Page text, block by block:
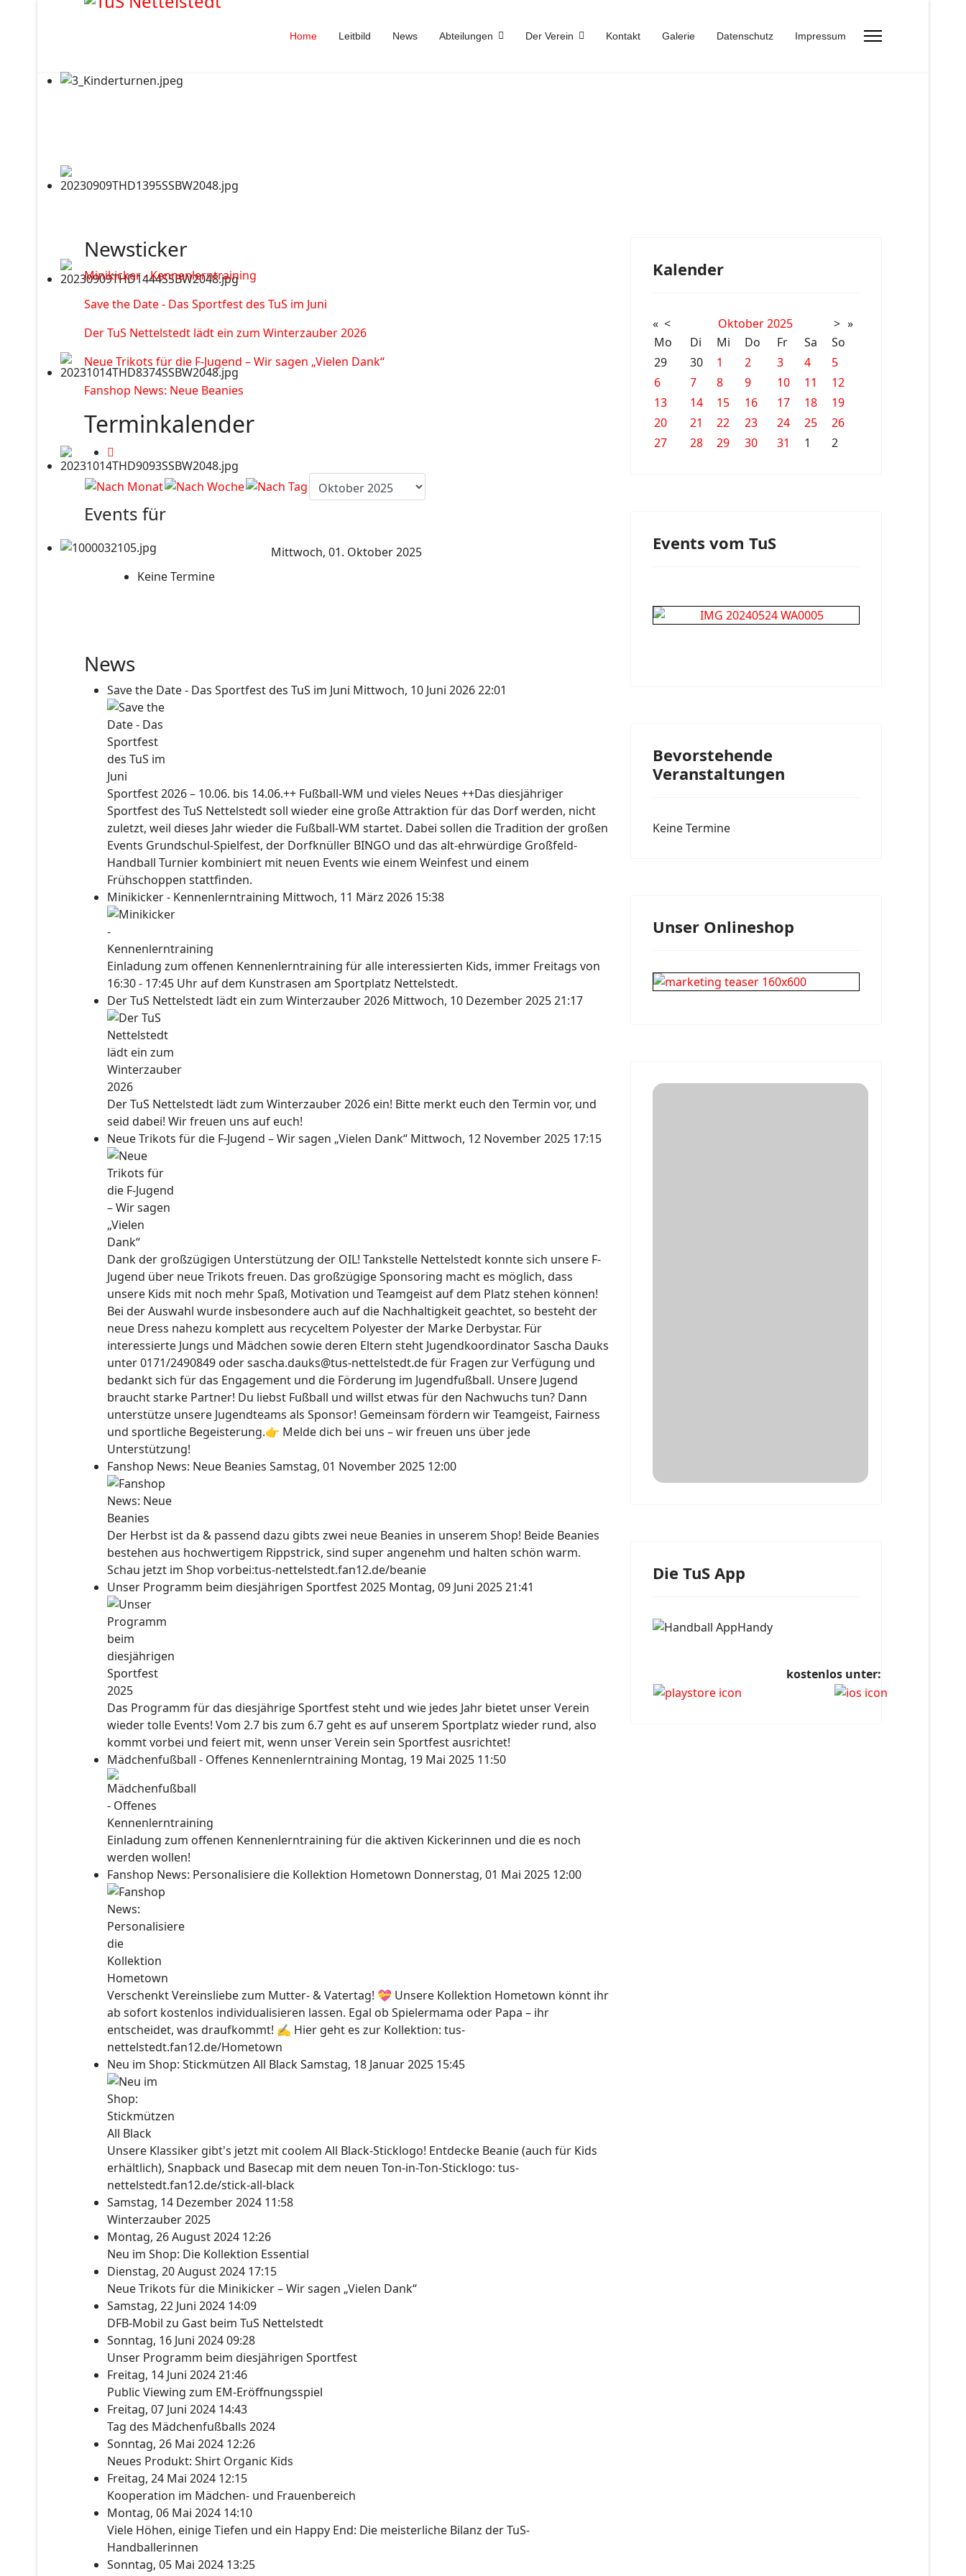
Home Leitbild News Abteilungen Der Verein Kontakt Galerie Datenschutz Impressum
Newsticker
Minikicker - Kennenlerntraining
Save the Date - Das Sportfest des TuS im Juni
Der TuS Nettelstedt lädt ein zum Winterzauber 2026
Neue Trikots für die F-Jugend – Wir sagen „Vielen Dank“
Fanshop News: Neue Beanies
Terminkalender
Events für
Mittwoch, 01. Oktober 2025
Keine Termine
News
Save the Date - Das Sportfest des TuS im Juni Mittwoch, 10 Juni 2026 22:01
Sportfest 2026 – 10.06. bis 14.06.++ Fußball-WM und vieles Neues ++Das diesjähriger
Sportfest des TuS Nettelstedt soll wieder eine große Attraktion für das Dorf werden, nicht
zuletzt, weil dieses Jahr wieder die Fußball-WM startet. Dabei sollen die Tradition der großen
Events Grundschul-Spielfest, der Dorfknüller BINGO und das alt-ehrwürdige Großfeld-
Handball Turnier kombiniert mit neuen Events wie einem Weinfest und einem
Frühschoppen stattfinden.
Minikicker - Kennenlerntraining Mittwoch, 11 März 2026 15:38
Einladung zum offenen Kennenlerntraining für alle interessierten Kids, immer Freitags von
16:30 - 17:45 Uhr auf dem Kunstrasen am Sportplatz Nettelstedt.
Der TuS Nettelstedt lädt ein zum Winterzauber 2026 Mittwoch, 10 Dezember 2025 21:17
Der TuS Nettelstedt lädt zum Winterzauber 2026 ein! Bitte merkt euch den Termin vor, und
seid dabei! Wir freuen uns auf euch!
Neue Trikots für die F-Jugend – Wir sagen „Vielen Dank“ Mittwoch, 12 November 2025 17:15
Dank der großzügigen Unterstützung der OIL! Tankstelle Nettelstedt konnte sich unsere F-
Jugend über neue Trikots freuen. Das großzügige Sponsoring macht es möglich, dass
unsere Kids mit noch mehr Spaß, Motivation und Teamgeist auf dem Platz stehen können!
Bei der Auswahl wurde insbesondere auch auf die Nachhaltigkeit geachtet, so besteht der
neue Dress nahezu komplett aus recyceltem Polyester der Marke Derbystar. Für
interessierte Jungs und Mädchen sowie deren Eltern steht Jugendkoordinator Sascha Dauks
unter 0171/2490849 oder sascha.dauks@tus-nettelstedt.de für Fragen zur Verfügung und
bedankt sich für das Engagement und die Förderung im Jugendfußball. Unsere Jugend
braucht starke Partner! Du liebst Fußball und willst etwas für den Nachwuchs tun? Dann
unterstütze unsere Jugendteams als Sponsor! Gemeinsam fördern wir Teamgeist, Fairness
und sportliche Begeisterung.👉 Melde dich bei uns – wir freuen uns über jede
Unterstützung!
Fanshop News: Neue Beanies Samstag, 01 November 2025 12:00
Der Herbst ist da & passend dazu gibts zwei neue Beanies in unserem Shop! Beide Beanies
bestehen aus hochwertigem Rippstrick, sind super angenehm und halten schön warm.
Schau jetzt im Shop vorbei:tus-nettelstedt.fan12.de/beanie
Unser Programm beim diesjährigen Sportfest 2025 Montag, 09 Juni 2025 21:41
Das Programm für das diesjährige Sportfest steht und wie jedes Jahr bietet unser Verein
wieder tolle Events! Vom 2.7 bis zum 6.7 geht es auf unserem Sportplatz wieder rund, also
kommt vorbei und feiert mit, wenn unser Verein sein Sportfest ausrichtet!
Mädchenfußball - Offenes Kennenlerntraining Montag, 19 Mai 2025 11:50
Einladung zum offenen Kennenlerntraining für die aktiven Kickerinnen und die es noch
werden wollen!
Fanshop News: Personalisiere die Kollektion Hometown Donnerstag, 01 Mai 2025 12:00
Verschenkt Vereinsliebe zum Mutter- & Vatertag! 💝 Unsere Kollektion Hometown könnt ihr
ab sofort kostenlos individualisieren lassen. Egal ob Spielermama oder Papa – ihr
entscheidet, was draufkommt! ✍ Hier geht es zur Kollektion: tus-
nettelstedt.fan12.de/Hometown
Neu im Shop: Stickmützen All BlackSamstag, 18 Januar 2025 15:45
Unsere Klassiker gibt's jetzt mit coolem All Black-Sticklogo! Entdecke Beanie (auch für Kids
erhältlich), Snapback und Basecap mit dem neuen Ton-in-Ton-Sticklogo: tus-
nettelstedt.fan12.de/stick-all-black
Samstag, 14 Dezember 2024 11:58
Winterzauber 2025
Montag, 26 August 2024 12:26
Neu im Shop: Die Kollektion Essential
Dienstag, 20 August 2024 17:15
Neue Trikots für die Minikicker – Wir sagen „Vielen Dank“
Samstag, 22 Juni 2024 14:09
DFB-Mobil zu Gast beim TuS Nettelstedt
Sonntag, 16 Juni 2024 09:28
Unser Programm beim diesjährigen Sportfest
Freitag, 14 Juni 2024 21:46
Public Viewing zum EM-Eröffnungsspiel
Freitag, 07 Juni 2024 14:43
Tag des Mädchenfußballs 2024
Sonntag, 26 Mai 2024 12:26
Neues Produkt: Shirt Organic Kids
Freitag, 24 Mai 2024 12:15
Kooperation im Mädchen- und Frauenbereich
Montag, 06 Mai 2024 14:10
Viele Höhen, einige Tiefen und ein Happy End: Die meisterliche Bilanz der TuS-
Handballerinnen
Sonntag, 05 Mai 2024 13:25
Kalender
« < Oktober2025 > »
Mo
Di Mi Do Fr Sa
So
29
30 1 2 3 4
5
6
7 8 9 10 11
12
13
14 15 16 17 18
19
20
21 22 23 24 25
26
27
28 29 30 31 1 2
Events vom TuS
Bevorstehende
Veranstaltungen
Keine Termine
Unser Onlineshop
Die TuS App
kostenlos unter: